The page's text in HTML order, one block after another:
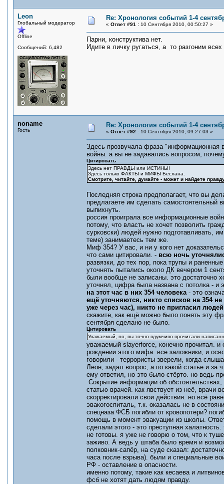
Leon
Глобальный модератор
Offline
Сообщений: 6,482
Re: Хронология событий 1-4
« Ответ #91 : 10 Сентября 2010, 00:50:27 »
Парни, конструктива нет.
Идите в личку ругаться, а то разгоним всех
noname
Гость
Re: Хронология событий 1-4
« Ответ #92 : 10 Сентября 2010, 09:27:03 »
Здесь прозвучала фраза "информационная
войны. а вы не задавались вопросом,
Цитировать
Здесь нет ПРАВДЫ или ИСТИНЫ!
Здесь только ФАКТЫ и МИФЫ Беслана.
Смотрите, читайте, думайте - может и найдете
Последняя строка предполагает, что вы
предлагаете им сделать самостоятельный
выпихнуть.
россия проиграла все информационные
потому, что власть не хочет позволить
сурковски) людей нужно подготавливать,
теме) занимаетесь тем же.
Миф 354? У вас, и ни у кого нет
что сами цитировали. - всю ночь
развязки, до тех пор, пока трупы и
уточнять пытались около ДК вечером 1
были вообще не записаны. это достаточно
уточнял, цифра была названа с потолка -
на этот час в них 354 человека- это
ещё уточняются, никто списков на 354
уже через час), никто не пригласил
скажите, как ещё можно было понять эту
сентября сделано не было.
Цитировать
Уважаемый, no, вы точно вдумчиво прочитали
уважаемый slayerforce, конечно прочитал. и
рождении этого мифа. все заложники, и
говорили - террористы зверели, когда
Леон, задал вопрос, а по какой статье и
ему ответил, но это было стёрто. но ведь
Сокрытие информации об
статью врачей. как явствует из неё, врачи
скорректировали свои действия. но всё
эвакогоспиталь, т.к. оказалась не в
спецназа ФСБ погибли от кровопотери?
помощь в момент эвакуации из школы.
сделали этого - это преступная
не готовы. я уже не говорю о том, что к
заживо. А ведь у штаба было время и
полковник-сапёр, на суде сказал:
часа после взрыва). были и специальные
РФ - оставление в опасности.
именно потому, такие как кесаева и
фсб не хотят дать людям правду.